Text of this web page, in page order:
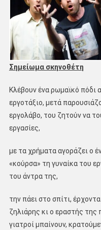
Σημείωμα σκηνοθέτη
Κλέβουν ένα ρωμαϊκό πόδι
εργοτάξιο, μετά
εργολάβο, του ζητούν να
εργασίες,
με τα χρήματα αγοράζει ο
«κούρσα» τη γυναίκα του
του άντρα της,
την πάει στο σπίτι,
ζηλιάρης κι ο εραστής της
γιατροί μπαίνουν,